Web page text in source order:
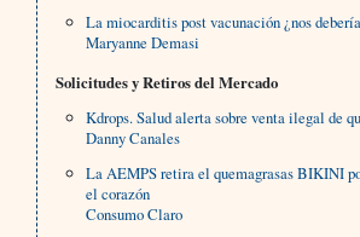
La miocarditis post vacunación ¿nos
Maryanne Demasi
Solicitudes y Retiros del Mercado
Kdrops. Salud alerta sobre venta ilegal de
Danny Canales
La AEMPS retira el quemagrasas BIKINI
el corazón
Consumo Claro